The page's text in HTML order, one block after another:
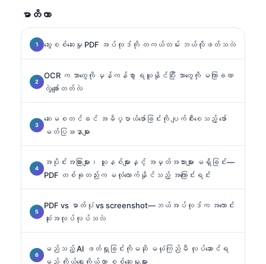
မာတိကာ
သွေးစစ်ဆေးမှု PDF အပ်လုဒ်ကို တကယ်တမ်း ဘယ်လိုဖတ်သလဲ
OCR က ဘာတွေကို မှန်ကန်စွာ ရယူနိုင်ပြီး ဘာတွေကို မကြာခဏ
လွဲချော်တတ်လဲ
ဆေးမစတင်ခင် အဓိပ္ပာယ်ဖော်ခြင်းကို ပျက်စီးစေသည့် ဖော်
မတ်ပြဿနာများ
အပိုင်းအခြားများ၊ ယူနစ်များနှင့် အမှတ်အသားများ မရှိခြင်း—
PDF တစ်ခုတည်းက မလုံလောက်နိုင်သည့် အကြောင်းရင်း
PDF vs ဓာတ်ပုံ vs screenshot—ဘယ်အပ်လုဒ်က အကောင်း
ဆုံးအလုပ်လုပ်သလဲ
မည်သည့် AI ဖတ်ရှုခြင်းကိုမဆို မယုံကြည်မီ လုပ်ဆောင်ရ
မည့် ကိုယ်ရေးကိုယ်တာ စစ်ဆေးမှုများ